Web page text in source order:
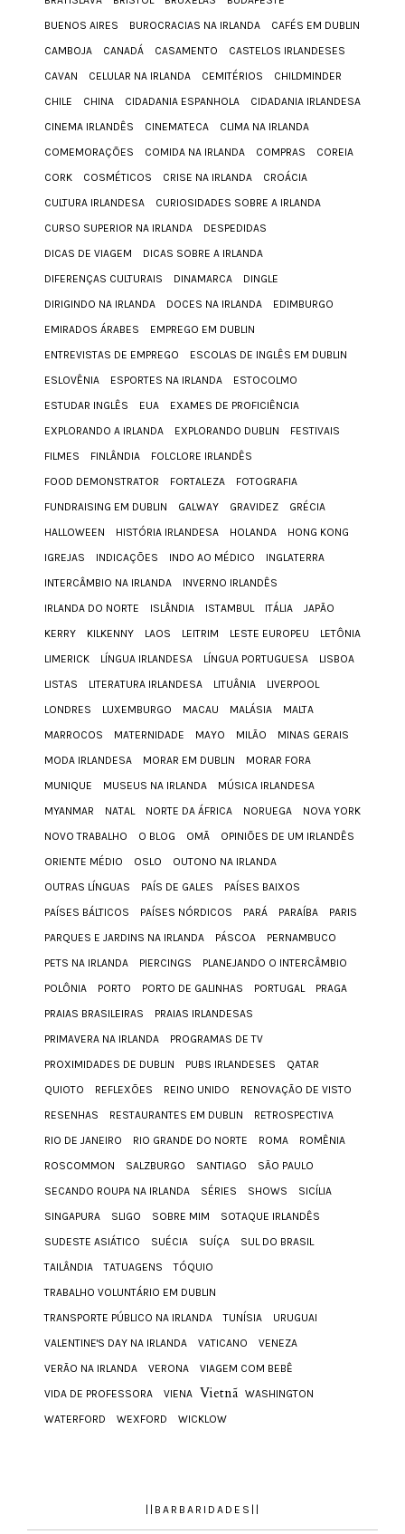
BUENOS AIRES
BUROCRACIAS NA IRLANDA
CAFÉS EM DUBLIN
CAMBOJA
CANADÁ CASAMENTO
CASTELOS IRLANDESES
CAVAN
CELULAR NA IRLANDA CEMITÉRIOS
CHILDMINDER
CHILE
CHINA CIDADANIA ESPANHOLA
CIDADANIA IRLANDESA
CINEMA IRLANDÊS
CINEMATECA
CLIMA NA IRLANDA
COMEMORAÇÕES
COMIDA NA IRLANDA COMPRAS
COREIA
CORK
COSMÉTICOS CRISE NA IRLANDA
CROÁCIA
CULTURA IRLANDESA
CURIOSIDADES SOBRE A IRLANDA
CURSO SUPERIOR NA IRLANDA
DESPEDIDAS
DICAS DE VIAGEM
DICAS SOBRE A IRLANDA
DIFERENÇAS CULTURAIS
DINAMARCA
DINGLE
DIRIGINDO NA IRLANDA
DOCES NA IRLANDA
EDIMBURGO
EMIRADOS ÁRABES
EMPREGO EM DUBLIN
ENTREVISTAS DE EMPREGO
ESCOLAS DE INGLÊS EM DUBLIN
ESLOVÊNIA
ESPORTES NA IRLANDA
ESTOCOLMO
ESTUDAR INGLÊS
EUA
EXAMES DE PROFICIÊNCIA
EXPLORANDO A IRLANDA
EXPLORANDO DUBLIN
FESTIVAIS
FILMES
FINLÂNDIA
FOLCLORE IRLANDÊS
FOOD DEMONSTRATOR
FORTALEZA
FOTOGRAFIA
FUNDRAISING EM DUBLIN
GALWAY GRAVIDEZ
GRÉCIA
HALLOWEEN
HISTÓRIA IRLANDESA HOLANDA
HONG KONG
IGREJAS
INDICAÇÕES INDO AO MÉDICO
INGLATERRA
INTERCÂMBIO NA IRLANDA
INVERNO IRLANDÊS
IRLANDA DO NORTE
ISLÂNDIA ISTAMBUL ITÁLIA
JAPÃO
KERRY
KILKENNY LAOS LEITRIM LESTE EUROPEU
LETÔNIA
LIMERICK
LÍNGUA IRLANDESA LÍNGUA PORTUGUESA
LISBOA
LISTAS
LITERATURA IRLANDESA LITUÂNIA
LIVERPOOL
LONDRES
LUXEMBURGO MACAU MALÁSIA
MALTA
MARROCOS
MATERNIDADE MAYO MILÃO
MINAS GERAIS
MODA IRLANDESA
MORAR EM DUBLIN
MORAR FORA
MUNIQUE
MUSEUS NA IRLANDA
MÚSICA IRLANDESA
MYANMAR
NATAL NORTE DA ÁFRICA NORUEGA
NOVA YORK
NOVO TRABALHO
O BLOG OMÃ
OPINIÕES DE UM IRLANDÊS
ORIENTE MÉDIO
OSLO
OUTONO NA IRLANDA
OUTRAS LÍNGUAS
PAÍS DE GALES
PAÍSES BAIXOS
PAÍSES BÁLTICOS
PAÍSES NÓRDICOS PARÁ PARAÍBA
PARIS
PARQUES E JARDINS NA IRLANDA
PÁSCOA
PERNAMBUCO
PETS NA IRLANDA
PIERCINGS
PLANEJANDO O INTERCÂMBIO
POLÔNIA
PORTO PORTO DE GALINHAS PORTUGAL
PRAGA
PRAIAS BRASILEIRAS
PRAIAS IRLANDESAS
PRIMAVERA NA IRLANDA
PROGRAMAS DE TV
PROXIMIDADES DE DUBLIN
PUBS IRLANDESES
QATAR
QUIOTO
REFLEXÕES REINO UNIDO
RENOVAÇÃO DE VISTO
RESENHAS
RESTAURANTES EM DUBLIN
RETROSPECTIVA
RIO DE JANEIRO
RIO GRANDE DO NORTE ROMA
ROMÊNIA
ROSCOMMON
SALZBURGO SANTIAGO
SÃO PAULO
SECANDO ROUPA NA IRLANDA
SÉRIES SHOWS
SICÍLIA
SINGAPURA
SLIGO SOBRE MIM
SOTAQUE IRLANDÊS
SUDESTE ASIÁTICO
SUÉCIA SUÍÇA
SUL DO BRASIL
TAILÂNDIA
TATUAGENS
TÓQUIO
TRABALHO VOLUNTÁRIO EM DUBLIN
TRANSPORTE PÚBLICO NA IRLANDA
TUNÍSIA
URUGUAI
VALENTINE'S DAY NA IRLANDA
VATICANO
VENEZA
VERÃO NA IRLANDA
VERONA
VIAGEM COM BEBÊ
VIDA DE PROFESSORA
VIENA Vietnã WASHINGTON
WATERFORD
WEXFORD WICKLOW
||BARBARIDADES||